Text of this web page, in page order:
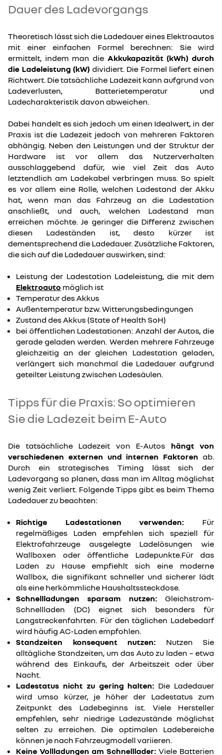
Dauer des Ladevorgangs
Theoretisch lässt sich die Ladedauer eines Elektroautos
mit einer einfachen Formel berechnen: Sie wird
ermittelt, indem man die Akkukapazität (kWh) durch
die Ladeleistung (kW) dividiert. Die Formel liefert einen
Richtwert. Die tatsächliche Ladezeit kann aufgrund von
Ladeverlusten, Batterietemperatur und
Ladecharakteristik davon abweichen.
Dabei handelt es sich jedoch um einen Idealwert, in der
Praxis ist die Ladezeit jedoch von mehreren Faktoren
abhängig. Neben den Leistungen und der Struktur der
Hardware ist vor allem das Nutzerverhalten
ausschlaggebend dafür, wie viel Zeit das Auto
letztendlich am Ladekabel verbringen muss. So spielt
es vor allem eine Rolle, welchen Ladestand der Akku
hat, wenn man das Fahrzeug an die Ladestation
anschließt, und auch, welchen Ladestand man
erreichen möchte. Je geringer die Differenz zwischen
diesen Ladeständen ist, desto kürzer ist
dementsprechend die Ladedauer. Zusätzliche Faktoren,
die sich auf die Ladedauer auswirken, sind:
Leistung der Ladestation Ladeleistung, die mit dem
Elektroauto möglich ist
Temperatur des Akkus
Außentemperatur bzw. Witterungsbedingungen
Zustand des Akkus (State of Health SoH)
bei öffentlichen Ladestationen: Anzahl der Autos, die
gerade geladen werden. Werden mehrere Fahrzeuge
gleichzeitig an der gleichen Ladestation geladen,
verlängert sich manchmal die Ladedauer aufgrund
geteilter Leistung zwischen Ladesäulen.
Tipps für die Praxis: So optimieren
Sie die Ladezeit beim E-Auto
Die tatsächliche Ladezeit von E-Autos hängt von
verschiedenen externen und internen Faktoren ab.
Durch ein strategisches Timing lässt sich der
Ladevorgang so planen, dass man im Alltag möglichst
wenig Zeit verliert. Folgende Tipps gibt es beim Thema
Ladedauer zu beachten:
Richtige Ladestationen verwenden: Für
regelmäßiges Laden empfehlen sich speziell für
Elektrofahrzeuge ausgelegte Ladelösungen wie
Wallboxen oder öffentliche Ladepunkte.Für das
Laden zu Hause empfiehlt sich eine moderne
Wallbox, die signifikant schneller und sicherer lädt
als eine herkömmliche Haushaltssteckdose.
Schnellladungen sparsam nutzen: Gleichstrom-
Schnellladen (DC) eignet sich besonders für
Langstreckenfahrten. Für den täglichen Ladebedarf
wird häufig AC-Laden empfohlen.
Standzeiten konsequent nutzen: Nutzen Sie
alltägliche Standzeiten, um das Auto zu laden – etwa
während des Einkaufs, der Arbeitszeit oder über
Nacht.
Ladestatus nicht zu gering halten: Die Ladedauer
wird umso kürzer, je höher der Ladestatus zum
Zeitpunkt des Ladebeginns ist. Viele Hersteller
empfehlen, sehr niedrige Ladezustände möglichst
selten zu erreichen. Die optimalen Ladebereiche
können je nach Fahrzeugmodell variieren.
Keine Vollladungen am Schnelllader: Viele Batterien